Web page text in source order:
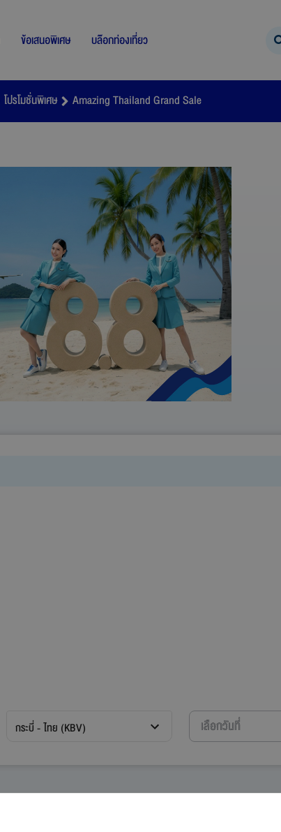
ข้อเสนอพิเศษ บล๊อกท่องเที่ยว
โปรโมชั่นพิเศษ Amazing Thailand Grand Sale
กระบี่ - ไทย (KBV)